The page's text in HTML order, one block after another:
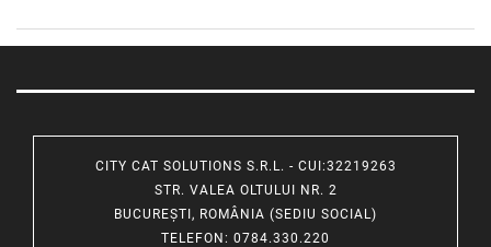
CITY CAT SOLUTIONS S.R.L. - CUI:32219263
STR. VALEA OLTULUI NR. 2
BUCUREȘTI, ROMÂNIA (SEDIU SOCIAL)
TELEFON : 0784.330.220